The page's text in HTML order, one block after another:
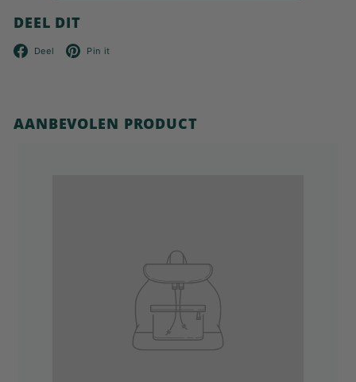
DEEL DIT
Deel Facebook
Pin it
AANBEVOLEN PRODUCT